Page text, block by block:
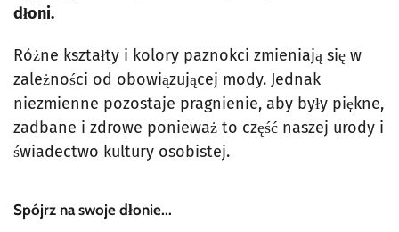
dłoni.
Różne kształty i kolory paznokci zmieniają się w
zależności od obowiązującej mody. Jednak
niezmienne pozostaje pragnienie, aby były piękne,
zadbane i zdrowe ponieważ to część naszej urody i
świadectwo kultury osobistej.
Spójrz na swoje dłonie...